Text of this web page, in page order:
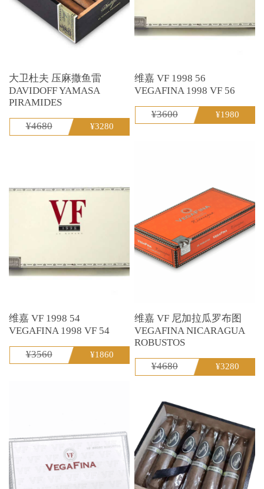
大卫杜夫 压麻撒鱼雷
DAVIDOFF YAMASA
PIRAMIDES
¥4680 ¥3280
维嘉 VF 1998 56
VEGAFINA 1998 VF 56
¥3600 ¥1980
维嘉 VF 1998 54
VEGAFINA 1998 VF 54
¥3560 ¥1860
维嘉 VF 尼加拉瓜罗布图
VEGAFINA NICARAGUA
ROBUSTOS
¥4680 ¥3280